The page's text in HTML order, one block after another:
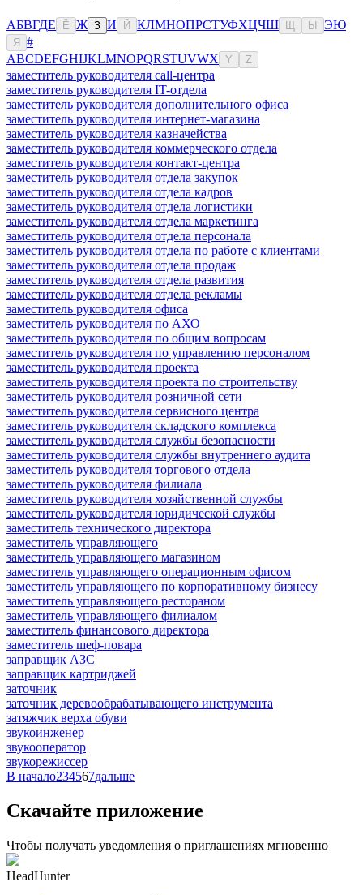
АБВГДЕ Ё Ж З И Й КЛМНОПРСТУФХЦЧШ Ы ЭЮ
Я
#
ABCDEFGHIJKLMNOPQRSTUVWX Y Z
заместитель руководителя call-центра
заместитель руководителя IT-отдела
заместитель руководителя дополнительного офиса
заместитель руководителя интернет-магазина
заместитель руководителя казначейства
заместитель руководителя коммерческого отдела
заместитель руководителя контакт-центра
заместитель руководителя отдела закупок
заместитель руководителя отдела кадров
заместитель руководителя отдела логистики
заместитель руководителя отдела маркетинга
заместитель руководителя отдела персонала
заместитель руководителя отдела по работе с клиентами
заместитель руководителя отдела продаж
заместитель руководителя отдела развития
заместитель руководителя отдела рекламы
заместитель руководителя офиса
заместитель руководителя по АХО
заместитель руководителя по общим вопросам
заместитель руководителя по управлению персоналом
заместитель руководителя проекта
заместитель руководителя проекта по строительству
заместитель руководителя розничной сети
заместитель руководителя сервисного центра
заместитель руководителя складского комплекса
заместитель руководителя службы безопасности
заместитель руководителя службы внутреннего аудита
заместитель руководителя торгового отдела
заместитель руководителя филиала
заместитель руководителя хозяйственной службы
заместитель руководителя юридической службы
заместитель технического директора
заместитель управляющего
заместитель управляющего магазином
заместитель управляющего операционным офисом
заместитель управляющего по корпоративному бизнесу
заместитель управляющего рестораном
заместитель управляющего филиалом
заместитель финансового директора
заместитель шеф-повара
заправщик АЗС
заправщик картриджей
заточник
заточник деревообрабатывающего инструмента
затяжчик верха обуви
звукоинженер
звукооператор
звукорежиссер
В начало234567дальше
Скачайте приложение
Чтобы получать уведомления о приглашениях мгновенно
HeadHunter